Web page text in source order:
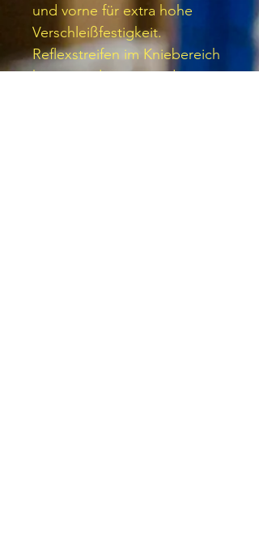
und vorne für extra hohe
Verschleißfestigkeit.
Reflexstreifen im Kniebereich
hinten und unten an den